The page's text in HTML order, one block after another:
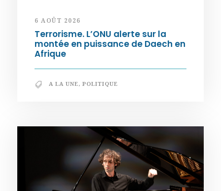
6 AOÛT 2026
Terrorisme. L’ONU alerte sur la
montée en puissance de Daech en
Afrique
A LA UNE, POLITIQUE